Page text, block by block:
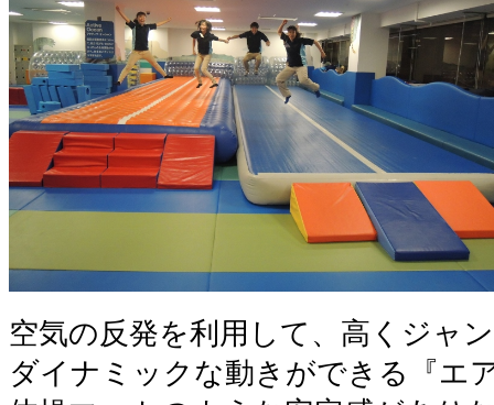
空気の反発を利用して、高くジャ
ダイナミックな動きができる『エ